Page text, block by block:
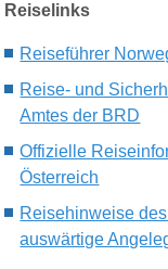
Reiselinks
Reiseführer
Reise- und
Amtes der BRD
Offizielle
Österreich
Reisehinweise
auswärtige